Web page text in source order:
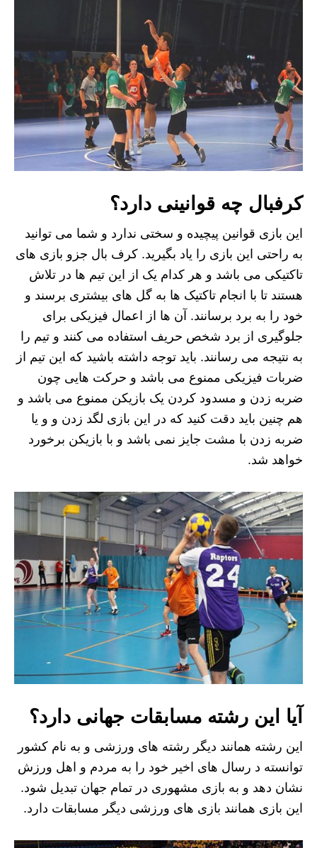
کرفبال چه قوانینی دارد؟
این بازی قوانین پیچیده و سختی ندارد و شما می توانید
به راحتی این بازی را یاد بگیرید. کرف بال جزو بازی های
تاکتیکی می باشد و هر کدام یک از این تیم ها در تلاش
هستند تا با انجام تاکتیک ها به گل های بیشتری برسند و
خود را به برد برسانند. آن ها از اعمال فیزیکی برای
جلوگیری از برد شخص حریف استفاده می کنند و تیم را
به نتیجه می رسانند. باید توجه داشته باشید که این تیم از
ضربات فیزیکی ممنوع می باشد و حرکت هایی چون
ضربه زدن و مسدود کردن یک بازیکن ممنوع می باشد و
هم چنین باید دقت کنید که در این بازی لگد زدن و و یا
ضربه زدن با مشت جایز نمی باشد و با بازیکن برخورد
خواهد شد.
آیا این رشته مسابقات جهانی دارد؟
این رشته همانند دیگر رشته های ورزشی و به نام کشور
توانسته د رسال های اخیر خود را به مردم و اهل ورزش
نشان دهد و به بازی مشهوری در تمام جهان تبدیل شود.
این بازی همانند بازی های ورزشی دیگر مسابقات دارد.